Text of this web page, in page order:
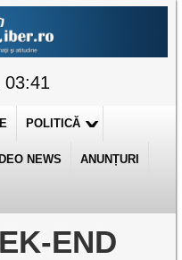
03:41
POLITICĂ
NEWS ANUNȚURI
END